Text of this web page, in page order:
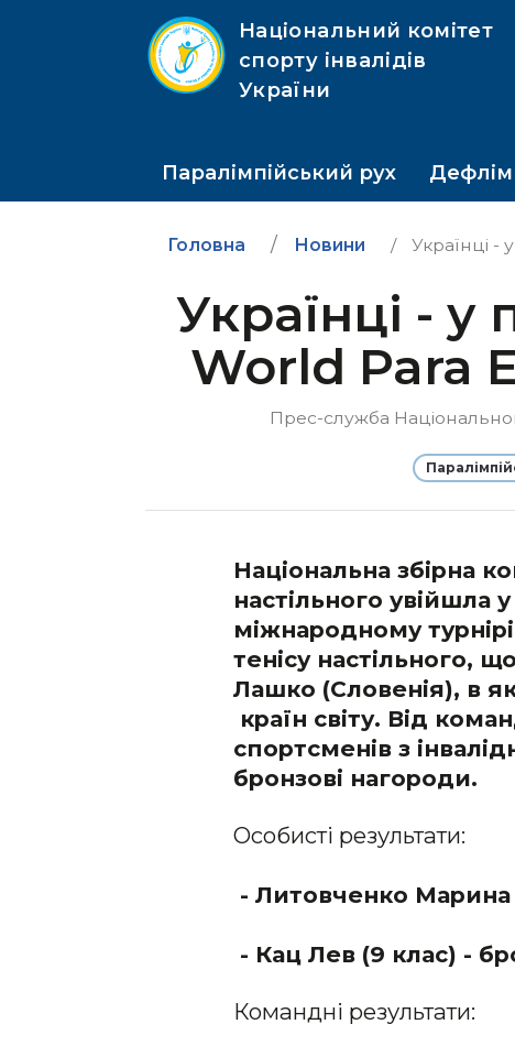
Національний комітет
спорту інвалідів
України
Паралімпійський рух
Головна Новини Українці -
Українці - у
World Para
Прес-служба
Національна збірна
настільного увійшла
міжнародному турнірі
тенісу настільного,
Лашко (Словенія), в
країн світу. Від
спортсменів з
бронзові нагороди.
Особисті результати:
- Литовченко Марина
- Кац Лев (9 клас) -
Командні результати: